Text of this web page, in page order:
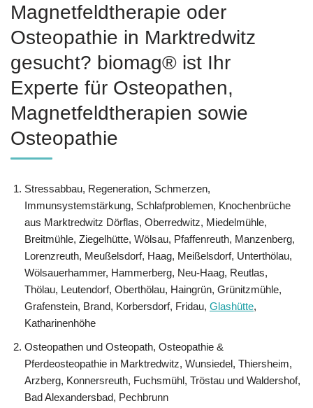
Magnetfeldtherapie oder
Osteopathie in Marktredwitz
gesucht? biomag® ist Ihr
Experte für Osteopathen,
Magnetfeldtherapien sowie
Osteopathie
Stressabbau, Regeneration, Schmerzen,
Immunsystemstärkung, Schlafproblemen, Knochenbrüche
aus Marktredwitz Dörflas, Oberredwitz, Miedelmühle,
Breitmühle, Ziegelhütte, Wölsau, Pfaffenreuth, Manzenberg,
Lorenzreuth, Meußelsdorf, Haag, Meißelsdorf, Unterthölau,
Wölsauerhammer, Hammerberg, Neu-Haag, Reutlas,
Thölau, Leutendorf, Oberthölau, Haingrün, Grünitzmühle,
Grafenstein, Brand, Korbersdorf, Fridau, Glashütte,
Katharinenhöhe
Osteopathen und Osteopath, Osteopathie &
Pferdeosteopathie in Marktredwitz, Wunsiedel, Thiersheim,
Arzberg, Konnersreuth, Fuchsmühl, Tröstau und Waldershof,
Bad Alexandersbad, Pechbrunn